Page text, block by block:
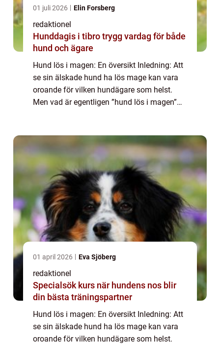
01 juli 2026 Elin Forsberg
redaktionel
Hunddagis i tibro trygg vardag för både
hund och ägare
Hund lös i magen: En översikt Inledning: Att
se sin älskade hund ha lös mage kan vara
oroande för vilken hundägare som helst.
Men vad är egentligen ”hund lös i magen”
01 april 2026 Eva Sjöberg
redaktionel
Specialsök kurs när hundens nos blir
din bästa träningspartner
Hund lös i magen: En översikt Inledning: Att
se sin älskade hund ha lös mage kan vara
oroande för vilken hundägare som helst.